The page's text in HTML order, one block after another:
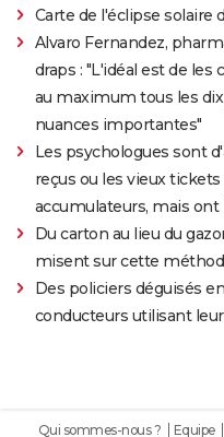
Carte de l'éclipse solaire
Alvaro Fernandez,
draps : "L'idéal est de les
au maximum tous les
nuances importantes"
Les psychologues sont
reçus ou les vieux
accumulateurs, mais
Du carton au lieu du
misent sur cette
Des policiers déguisés
conducteurs utilisant
Qui sommes-nous ? Equipe